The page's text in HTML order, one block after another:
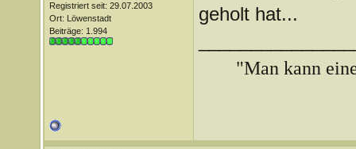
Registriert seit: 29.07.2003
Ort: Löwenstadt
Beiträge: 1.994
geholt hat...
"Man kann